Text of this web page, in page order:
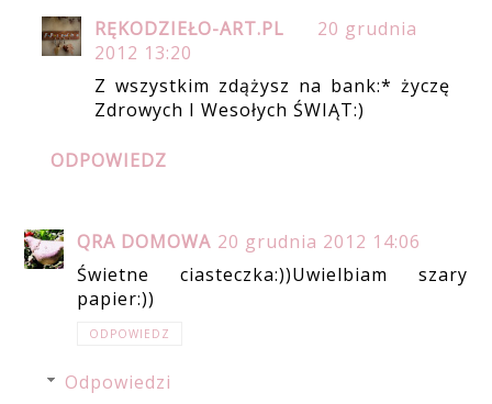
RĘKODZIEŁO-ART.PL
20 grudnia
2012 13:20
Z wszystkim zdążysz na bank:* życzę
Zdrowych I Wesołych ŚWIĄT:)
ODPOWIEDZ
QRA DOMOWA 20 grudnia 2012 14:06
Świetne ciasteczka:))Uwielbiam szary
papier:))
ODPOWIEDZ
Odpowiedzi